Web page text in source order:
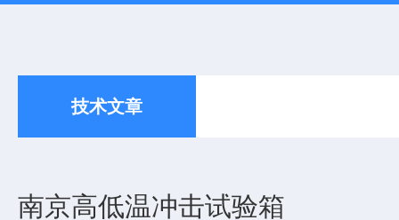
技术文章
南京高低温冲击试验箱